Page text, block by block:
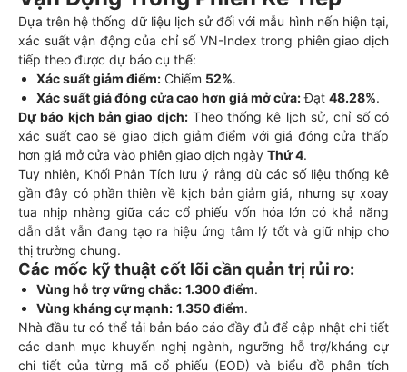
Dựa trên hệ thống dữ liệu lịch sử đối với mẫu hình nến hiện tại,
xác suất vận động của chỉ số VN-Index trong phiên giao dịch
tiếp theo được dự báo cụ thể:
Xác suất giảm điểm: Chiếm 52%.
Xác suất giá đóng cửa cao hơn giá mở cửa:Đạt 48.28%.
Dự báo kịch bản giao dịch:Theo thống kê lịch sử, chỉ số có
xác suất cao sẽ giao dịch giảm điểm với giá đóng cửa thấp
hơn giá mở cửa vào phiên giao dịch ngày Thứ 4.
Tuy nhiên, Khối Phân Tích lưu ý rằng dù các số liệu thống kê
gần đây có phần thiên về kịch bản giảm giá, nhưng sự xoay
tua nhịp nhàng giữa các cổ phiếu vốn hóa lớn có khả năng
dẫn dắt vẫn đang tạo ra hiệu ứng tâm lý tốt và giữ nhịp cho
thị trường chung.
Các mốc kỹ thuật cốt lõi cần quản trị rủi ro:
Vùng hỗ trợ vững chắc: 1.300 điểm.
Vùng kháng cự mạnh: 1.350 điểm.
Nhà đầu tư có thể tải bản báo cáo đầy đủ để cập nhật chi tiết
các danh mục khuyến nghị ngành, ngưỡng hỗ trợ/kháng cự
chi tiết của từng mã cổ phiếu (EOD) và biểu đồ phân tích